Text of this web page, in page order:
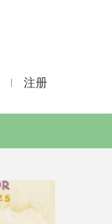
注册